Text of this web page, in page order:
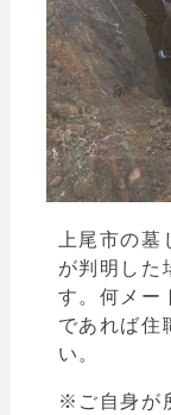
上尾市の
が判明した
す。 何メー
であれば住
い。
※ご自身が